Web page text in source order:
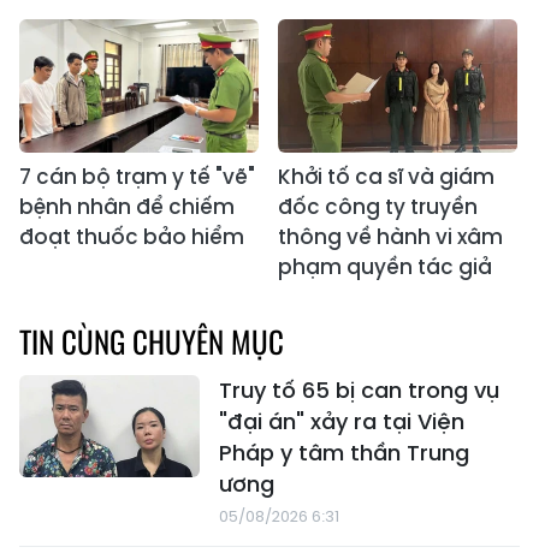
7 cán bộ trạm y tế "vẽ"
bệnh nhân để chiếm
đoạt thuốc bảo hiểm
Khởi tố ca sĩ và giám
đốc công ty truyền
thông về hành vi xâm
phạm quyền tác giả
TIN CÙNG CHUYÊN MỤC
Truy tố 65 bị can trong vụ
"đại án" xảy ra tại Viện
Pháp y tâm thần Trung
ương
05/08/2026 6:31